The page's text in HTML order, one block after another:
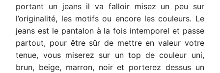
portant un jeans il va falloir misez un peu sur
l’originalité, les motifs ou encore les couleurs. Le
jeans est le pantalon à la fois intemporel et passe
partout, pour être sûr de mettre en valeur votre
tenue, vous miserez sur un top de couleur uni,
brun, beige, marron, noir et porterez dessus un